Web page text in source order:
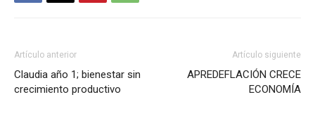
Artículo anterior
Claudia año 1; bienestar sin
crecimiento productivo
Artículo siguiente
APREDEFLACIÓN CRECE
ECONOMÍA